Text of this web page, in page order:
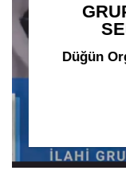
Düğün